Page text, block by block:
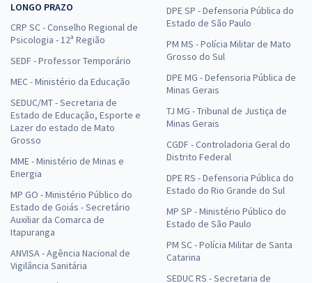
LONGO PRAZO
CRP SC - Conselho Regional de
Psicologia - 12ª Região
SEDF - Professor Temporário
MEC - Ministério da Educação
SEDUC/MT - Secretaria de
Estado de Educação, Esporte e
Lazer do estado de Mato
Grosso
MME - Ministério de Minas e
Energia
MP GO - Ministério Público do
Estado de Goiás - Secretário
Auxiliar da Comarca de
Itapuranga
ANVISA - Agência Nacional de
Vigilância Sanitária
DPE SP - Defensoria Pública do
Estado de São Paulo
PM MS - Polícia Militar de Mato
Grosso do Sul
DPE MG - Defensoria Pública de
Minas Gerais
TJ MG - Tribunal de Justiça de
Minas Gerais
CGDF - Controladoria Geral do
Distrito Federal
DPE RS - Defensoria Pública do
Estado do Rio Grande do Sul
MP SP - Ministério Público do
Estado de São Paulo
PM SC - Polícia Militar de Santa
Catarina
SEDUC RS - Secretaria de